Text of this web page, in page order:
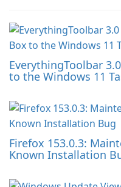
EverythingToolbar
to the Windows 11
Firefox 153.0.3:
Known Installation